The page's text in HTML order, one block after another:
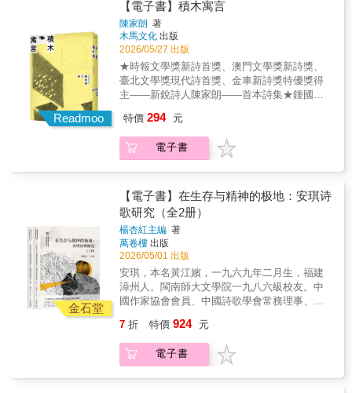
Readmoo
【電子書】積木寓言
陳家朗 著
木馬文化 出版
2026/05/27 出版
★時報文學獎新詩首獎、澳門文學獎新詩獎、
臺北文學獎現代詩首獎、金車新詩獎特優獎得
主——新銳詩人陳家朗——首本詩集★鍾國強
煒（詩人）、李修慧（詩人）、李進文（詩
人）、周漢輝（詩人）、林宇軒（詩人）、柏
森（詩人）、洪萬達（作家）、唐捐（作
翰（詩人／北教大語創系副教授）、廖偉棠
（作家）、臧棣（詩人）、劉曉頤（詩人）、
蕭宇翔（詩人）、鍾國強（詩人）、嚴瀚欽
（詩人）等——誠摯推薦回聲總自空洞裡傳來
而我們遲早會變成一個殼，一個包覆著空洞的
東西就像被擱置在家裡一角的積木，像被遺落
在滑梯處的我們本書收錄四十四首詩，描繪跨
地域的現代生活：如積木堆疊鑲嵌的社會關
係；人浮於世不斷換殼的磨合；危脆幽暗的身
心延展為創造的宮殿；人與自然之間的擬仿、
物皆是寓言。【好評推薦】●詩人周漢輝：「家
朗是跨地域的詩人。我自然特別留意其中對於
香港詩的迴響，自也斯、鍾國強以降，具體而
特價 294 元
電子書
金石堂
【電子書】在生存与精神的极地：安琪诗
歌研究（全2册）
楊杏紅主編 著
萬卷樓 出版
2026/05/01 出版
安琪，本名黃江嬪，一九六九年二月生，福建
漳州人。閩南師大文學院一九八六級校友。中
國作家協會會員、中國詩歌學會常務理事、山
《詩刊》社「新世紀十佳青年女詩人」。第三
說、中間代、北漂詩歌等詩界概念的主要發起
人之一。曾參加《詩刊》青春詩會和青春回
7 折 特價 924 元
電子書